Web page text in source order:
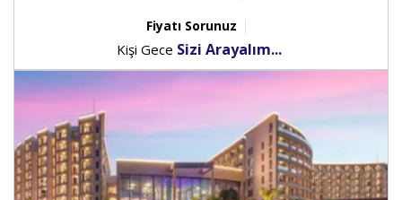
Fiyatı Sorunuz
Kişi Gece Sizi Arayalım...